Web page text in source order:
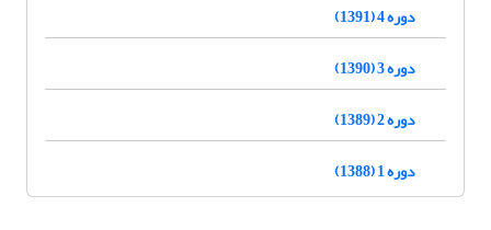
دوره 4 (1391)
دوره 3 (1390)
دوره 2 (1389)
دوره 1 (1388)